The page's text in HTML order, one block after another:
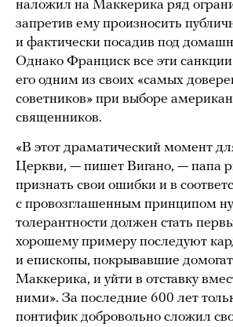
наложил на Маккерика ряд
запретив ему произносить
и фактически посадив под
Однако Франциск все эти
его одним из своих «самых
советников» при выборе
священников.
«В этот драматический момент
Церкви, — пишет Вигано, — папа
признать свои ошибки и в
с провозглашенным принципом
толерантности должен стать
хорошему примеру последуют
и епископы, покрывавшие
Маккерика, и уйти в отставку
ними». За последние 600 лет
понтифик добровольно сложил